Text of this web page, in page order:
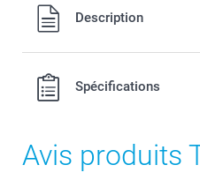
Tous les prix sont en EURO
port.
Description
Spécifications
Avis produits